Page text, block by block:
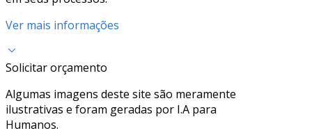
Ver mais informações
Solicitar orçamento
Algumas imagens deste site são meramente
ilustrativas e foram geradas por I.A para
Humanos.